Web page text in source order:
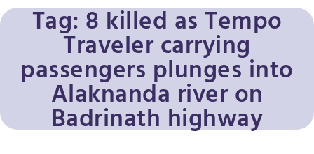
Tag: 8 killed as Tempo
Traveler carrying
passengers plunges into
Alaknanda river on
Badrinath highway